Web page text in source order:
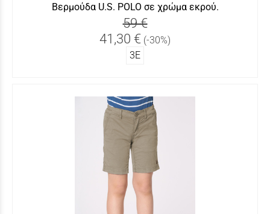
Βερμούδα U.S. POLO σε χρώμα εκρού.
59 €
41,30 € (-30%)
3Ε